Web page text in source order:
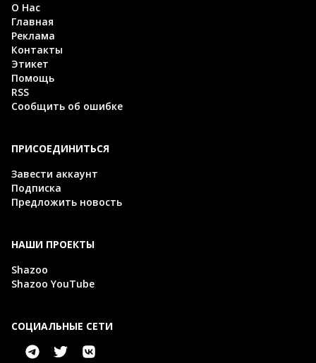
О Нас
Главная
Реклама
Контакты
Этикет
Помощь
RSS
Сообщить об ошибке
ПРИСОЕДИНИТЬСЯ
Завести аккаунт
Подписка
Предложить новость
НАШИ ПРОЕКТЫ
Shazoo
Shazoo YouTube
СОЦИАЛЬНЫЕ СЕТИ